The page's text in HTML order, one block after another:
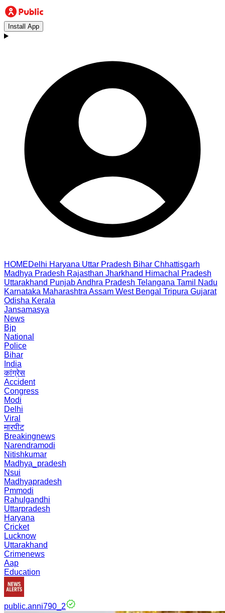
Install App
HOMEDelhi Haryana Uttar Pradesh Bihar Chhattisgarh
Madhya Pradesh Rajasthan Jharkhand Himachal Pradesh
Uttarakhand PunjabAndhra Pradesh Telangana Tamil Nadu
Karnataka Maharashtra Assam West Bengal Tripura Gujarat
Odisha Kerala
Jansamasya
News
Bjp
National
Police
Bihar
India
कांग्रेस
Accident
Congress
Modi
Delhi
Viral
मारपीट
Breakingnews
Narendramodi
Nitishkumar
Madhya_pradesh
Nsui
Madhyapradesh
Pmmodi
Rahulgandhi
Uttarpradesh
Haryana
Cricket
Lucknow
Uttarakhand
Crimenews
Aap
Education
public.anni790_2